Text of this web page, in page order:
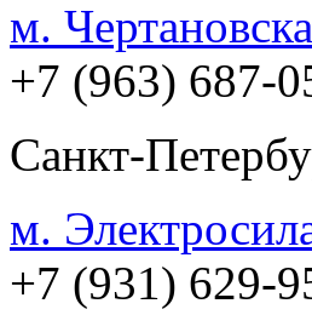
м.
+7 (963) 687-
Санкт-
м.
+7 (931) 629-